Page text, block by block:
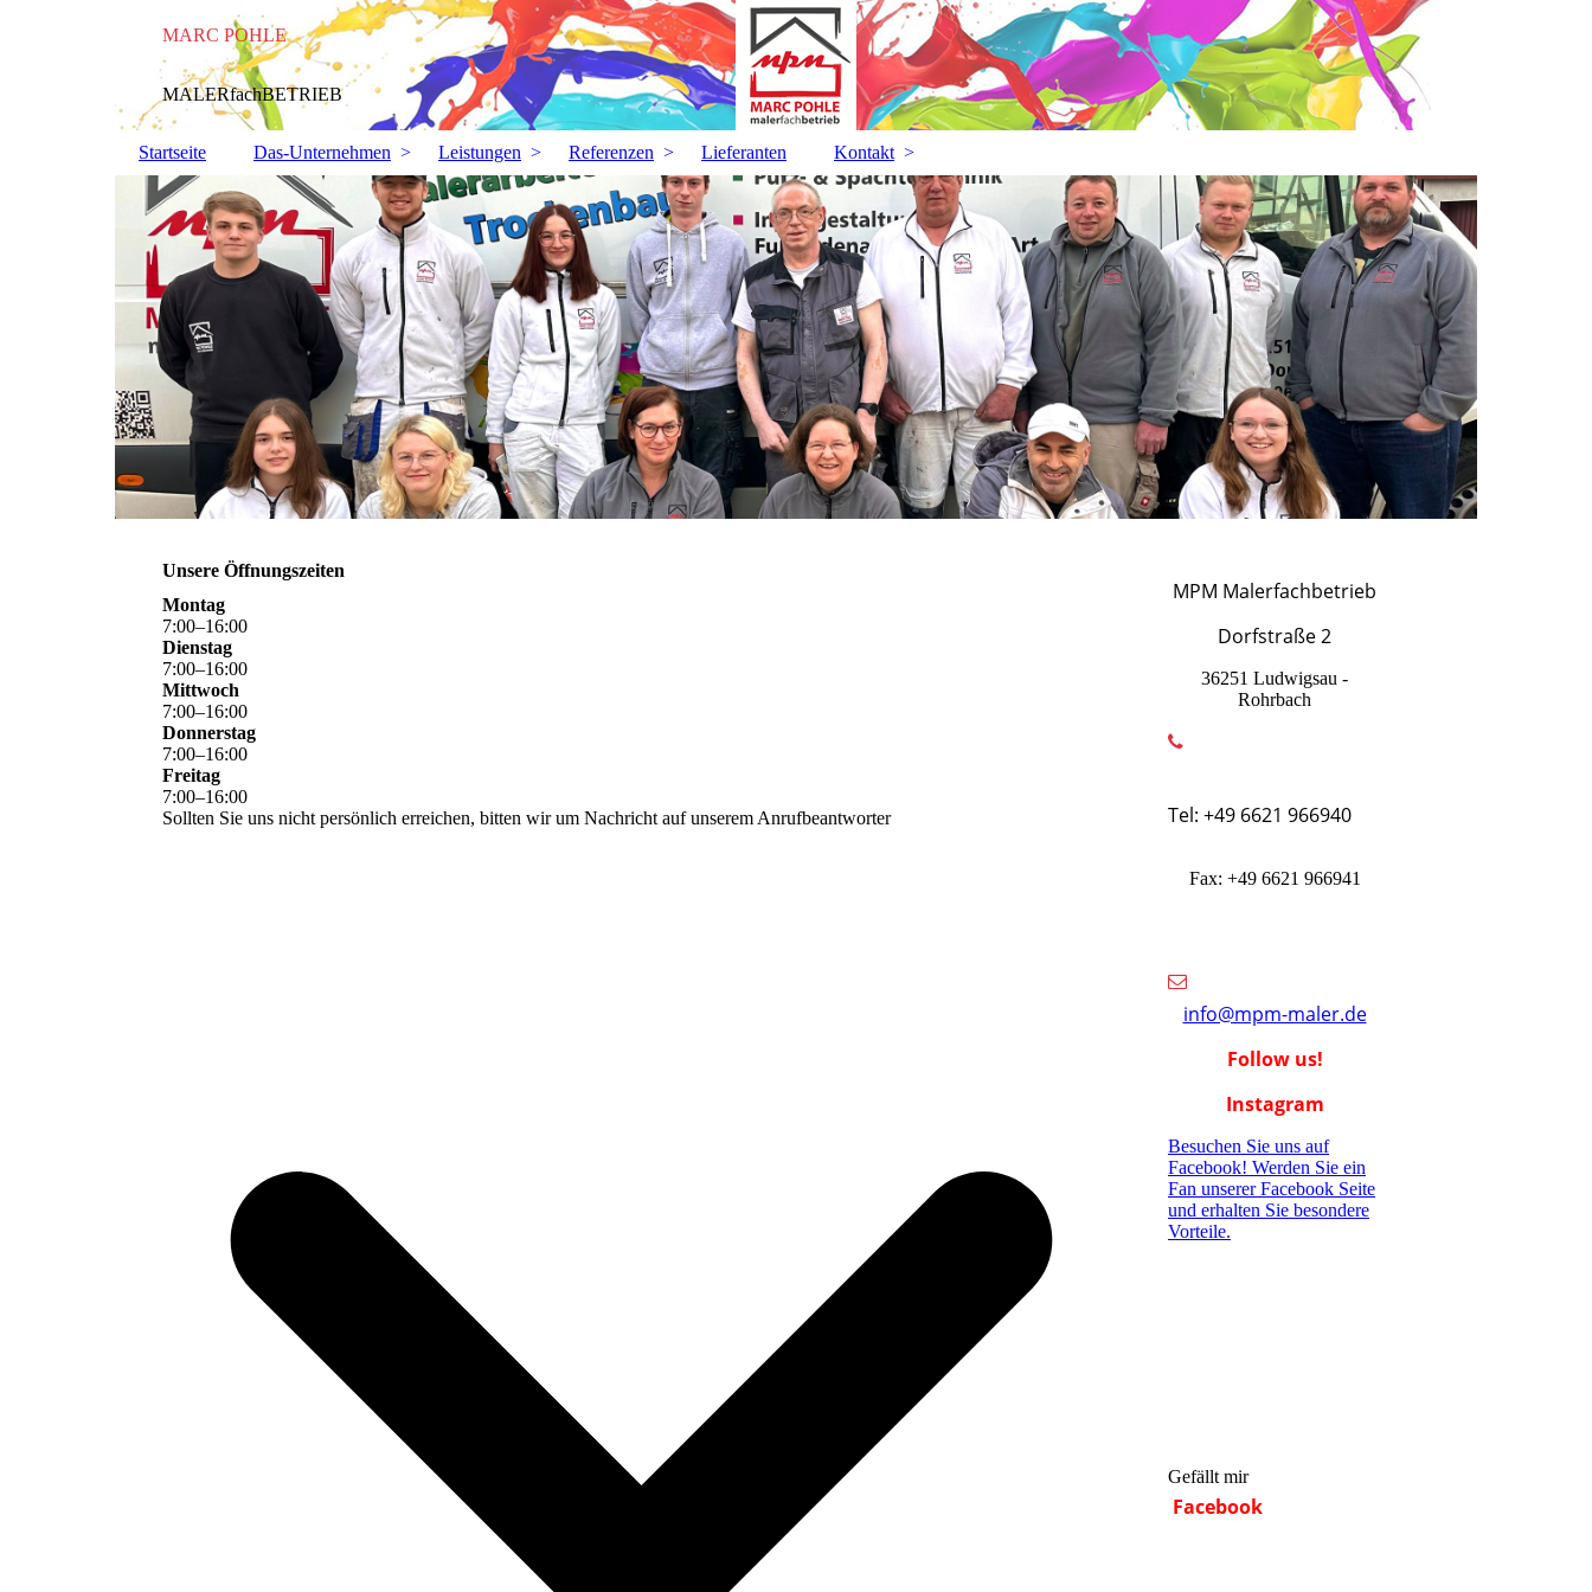
MARC POHLE
MALERfachBETRIEB
Startseite Das-Unternehmen Leistungen Referenzen Lieferanten Kontakt
Unsere Öffnungszeiten
Montag
7:00–16:00
Dienstag
7:00–16:00
Mittwoch
7:00–16:00
Donnerstag
7:00–16:00
Freitag
7:00–16:00
Sollten Sie uns nicht persönlich erreichen, bitten wir um Nachricht auf unserem Anrufbeantworter
MPM Malerfachbetrieb
Dorfstraße 2
36251 Ludwigsau -
Rohrbach
Tel: +49 6621 966940
Fax: +49 6621 966941
info@mpm-maler.de
Follow us!
Instagram
Besuchen Sie uns auf
Facebook! Werden Sie ein
Fan unserer Facebook Seite
und erhalten Sie besondere
Vorteile.
Gefällt mir
Facebook